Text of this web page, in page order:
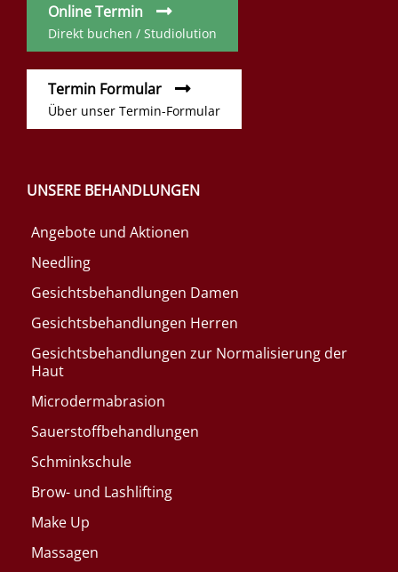
Online Termin
Direkt buchen / Studiolution
Termin Formular
Über unser Termin-Formular
UNSERE BEHANDLUNGEN
Angebote und Aktionen
Needling
Gesichtsbehandlungen Damen
Gesichtsbehandlungen Herren
Gesichtsbehandlungen zur Normalisierung der
Haut
Microdermabrasion
Sauerstoffbehandlungen
Schminkschule
Brow- und Lashlifting
Make Up
Massagen